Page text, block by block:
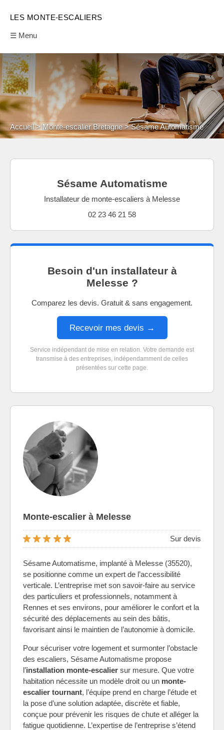
LES MONTE-ESCALIERS
☰ Menu
Accueil Monte-escalier Bretagne Sésame Automatisme
Sésame Automatisme
Installateur de monte-escaliers à Melesse
02 23 46 21 58
Besoin d'un installateur à
Melesse ?
Comparez les devis. Gratuit & sans engagement.
Recevoir mes devis →
Service indépendant de mise en relation. Votre demande est
transmise à des entreprises, indépendamment de celles
présentées sur cette page.
Monte-escalier à Melesse
Sur devis
Sésame Automatisme, implanté à Melesse (35520),
se positionne comme un expert de l’accessibilité
verticale. L’entreprise met son savoir-faire au service
des particuliers et professionnels, notamment à
Rennes et ses environs, pour améliorer le confort et la
sécurité des déplacements au sein des bâtis,
favorisant ainsi le maintien de l’autonomie à domicile.
Pour sécuriser votre logement et surmonter l’obstacle
des escaliers, Sésame Automatisme propose
l’installation monte-escalier sur mesure. Que votre
habitation nécessite un modèle droit ou un monte-
escalier tournant, l’équipe prend en charge l’étude et
la pose d’une solution adaptée, discrète et fiable,
conçue pour prévenir les risques de chute et alléger la
fatigue quotidienne. L’expertise de l’entreprise s’étend